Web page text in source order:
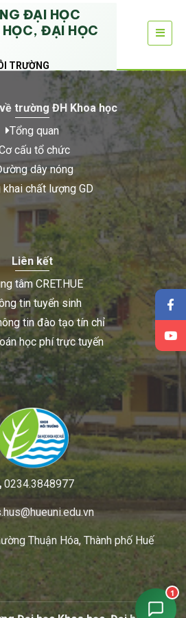
ĐẠI HỌC
HỌC, ĐẠI HỌC
TRƯỜNG
trường ĐH Khoa học
Tổng quan
cấu tổ chức
dây nóng
khai chất lượng GD
Liên kết
tâm CRET.HUE
tin tuyển sinh
tin đào tạo tín chỉ
học phí trực tuyến
0234.3848977
Thuận Hóa, Thành phố Huế
1